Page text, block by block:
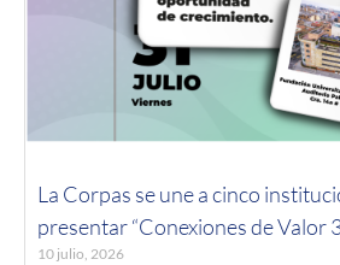
La Corpas se une a cinco
presentar “Conexiones de Valor
10 julio, 2026